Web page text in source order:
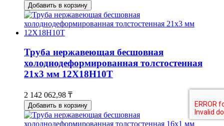
Добавить в корзину
Труба нержавеющая бесшовная
холоднодеформированная толстостенная
21х3 мм 12Х18Н10Т
2 142 062,98 ₸
Добавить в корзину